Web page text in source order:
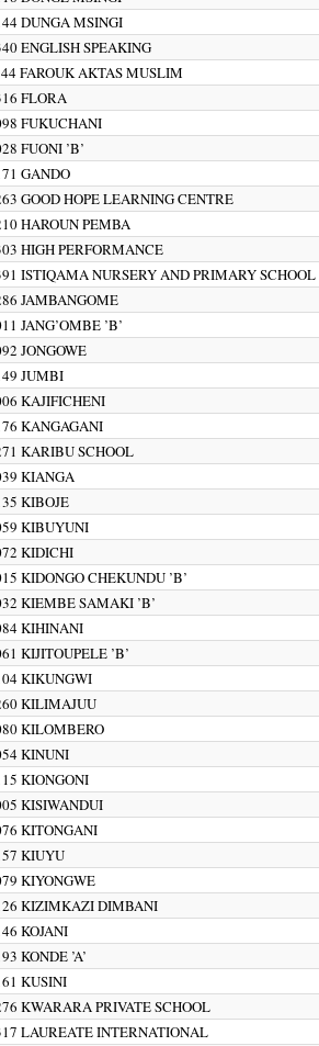
DUNGA MSINGI
ENGLISH SPEAKING
FAROUK AKTAS MUSLIM
FLORA
FUKUCHANI
FUONI ’B’
GANDO
GOOD HOPE LEARNING CENTRE
HAROUN PEMBA
HIGH PERFORMANCE
ISTIQAMA NURSERY AND PRIMARY SCHOOL
JAMBANGOME
JANG’OMBE ’B’
JONGOWE
JUMBI
KAJIFICHENI
KANGAGANI
KARIBU SCHOOL
KIANGA
KIBOJE
KIBUYUNI
KIDICHI
KIDONGO CHEKUNDU ’B’
KIEMBE SAMAKI ’B’
KIHINANI
KIJITOUPELE ’B’
KIKUNGWI
KILIMAJUU
KILOMBERO
KINUNI
KIONGONI
KISIWANDUI
KITONGANI
KIUYU
KIYONGWE
KIZIMKAZI DIMBANI
KOJANI
KONDE ’A’
KUSINI
KWARARA PRIVATE SCHOOL
LAUREATE INTERNATIONAL